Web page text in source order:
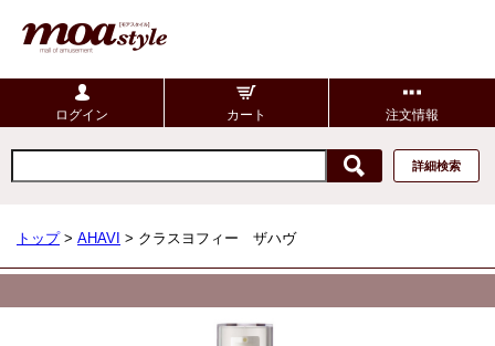
ログイン カート 注文情報
詳細検索
トップ> AHAVI > クラスヨフィー ザハヴ